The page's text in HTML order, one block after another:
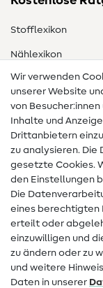
Stofflexikon
Nählexikon
Nähanleitungen
Hilfe & Kontakt
Kontakt
Infos zum
Widerrufsrecht
Beliebt
Stoffe
Wir verwenden
unserer Website
von Besucher:innen
Inhalte und
Drittanbietern
zu analysieren.
gesetzte Cookies.
den Einstellungen
Die
eines berechtigten
erteilt oder
einzuwilligen und
zu ändern oder zu
und weitere
Daten in unserer